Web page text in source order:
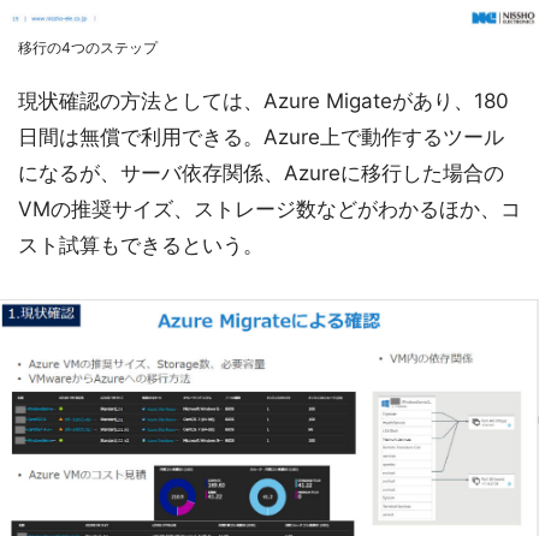
移行の4つのステップ
現状確認の方法としては、Azure Migateがあり、180
日間は無償で利用できる。Azure上で動作するツール
になるが、サーバ依存関係、Azureに移行した場合の
VMの推奨サイズ、ストレージ数などがわかるほか、コ
スト試算もできるという。